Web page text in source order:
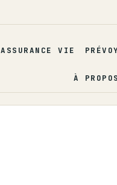
ASSURANCE VIE
À PROPOS